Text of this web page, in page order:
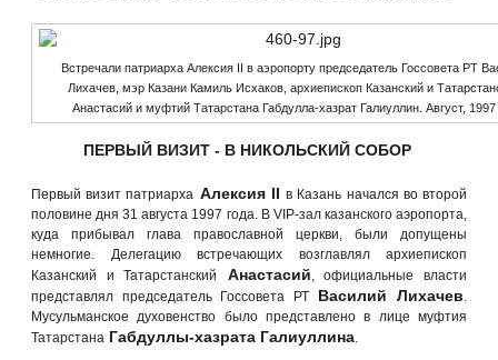
Встречали патриарха Алексия II в аэропорту председатель Госсовета РТ
Лихачев, мэр Казани Камиль Исхаков, архиепископ Казанский и
Анастасий и муфтий Татарстана Габдулла-хазрат Галиуллин. Август, 1997
ПЕРВЫЙ ВИЗИТ - В НИКОЛЬСКИЙ СОБОР
Первый визит патриарха Алексия II в Казань начался во второй
половине дня 31 августа 1997 года. В VIP-зал казанского аэропорта,
куда прибывал глава православной церкви, были допущены
немногие. Делегацию встречающих возглавлял архиепископ
Казанский и Татарстанский
Анастасий , официальные власти
представлял председатель Госсовета РТ
Василий Лихачев
Мусульманское духовенство было представлено в лице муфтия
Татарстана Габдуллы-хазрата Галиуллина